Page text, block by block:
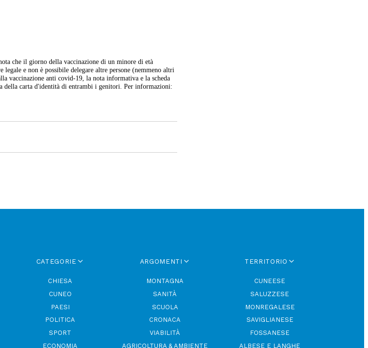
che il giorno della vaccinazione di un minore di età
e non è possibile delegare altre persone (nemmeno altri
vaccinazione anti covid-19, la nota informativa e la scheda
della carta d'identità di entrambi i genitori. Per informazioni:
CATEGORIE
CHIESA
CUNEO
PAESI
POLITICA
SPORT
ECONOMIA
ARGOMENTI
MONTAGNA
SANITÀ
SCUOLA
CRONACA
VIABILITÀ
AGRICOLTURA & AMBIENTE
TERRITORIO
CUNEESE
SALUZZESE
MONREGALESE
SAVIGLIANESE
FOSSANESE
ALBESE E LANGHE